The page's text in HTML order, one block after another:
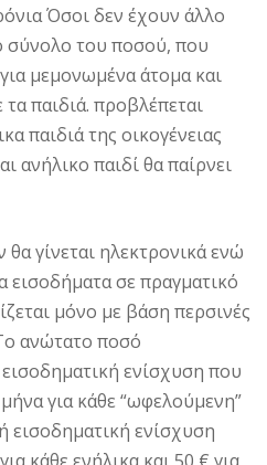
Όσοι δεν έχουν άλλο
σύνολο του ποσού, που
μεμονωμένα άτομα και
παιδιά. προβλέπεται
παιδιά της οικογένειας
ανήλικο παιδί θα παίρνει
γίνεται ηλεκτρονικά ενώ
σε πραγματικό
μόνο με βάση περσινές
ανώτατο ποσό
ενίσχυση που
για κάθε “ωφελούμενη”
εισοδηματική ενίσχυση